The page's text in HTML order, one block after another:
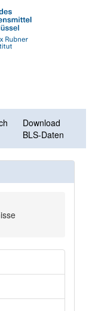
Download
BLS-Daten